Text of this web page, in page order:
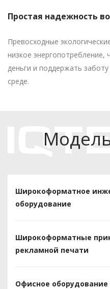
Простая надежность
Превосходные
низкое
деньги и поддержать
среде.
Широкоформатное
оборудование
Широкоформатные
рекламной печати
Офисное оборудование